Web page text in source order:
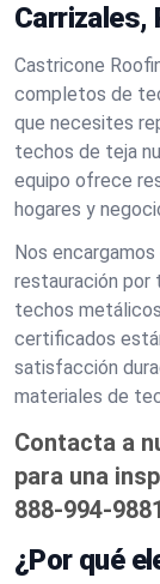
Carrizales,
Castricone
completos de
que necesites
techos de teja
equipo ofrece
hogares y
Nos
restauración por
techos
certificados
satisfacción
materiales de
Contacta a
para una
888-994-9881
¿Por qué